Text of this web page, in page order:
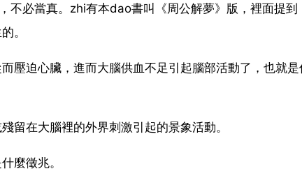
不必當真。zhi有本dao書叫《周公解夢》版，裡面提到
。
壓迫心臟，進而大腦供血不足引起腦部活動了，也就
留在大腦裡的外界刺激引起的景象活動。
麼徵兆。